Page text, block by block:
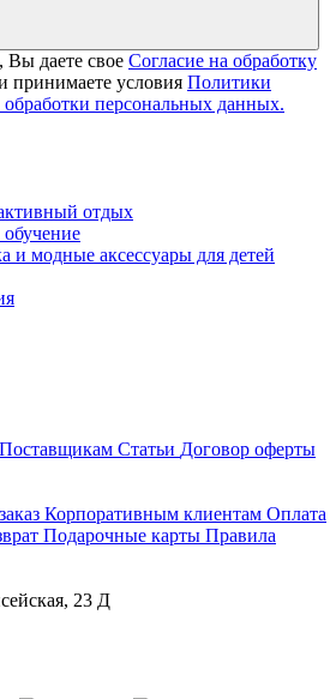
даете свое Согласие на обработку
принимаете условия Политики
персональных данных.
отдых
обучение
и модные аксессуары для детей
Поставщикам Статьи Договор оферты
Корпоративным клиентам Оплата
Подарочные карты Правила
23 Д